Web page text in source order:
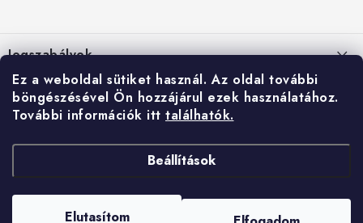
Ez a weboldal sütiket használ. Az oldal további
böngészésével Ön hozzájárul ezek használatához.
További információk itt találhatók.
Beállítások
Elutasítom
l
é Jogszabályok
Suti (cookie) szabalyzat
Személyes adatok feldolgozása
Általános Szerződési Feltételek
Panasztételi űrlap
Reklamációs szabályzat
E-shop
Tetők
Shoptet Premium készítette